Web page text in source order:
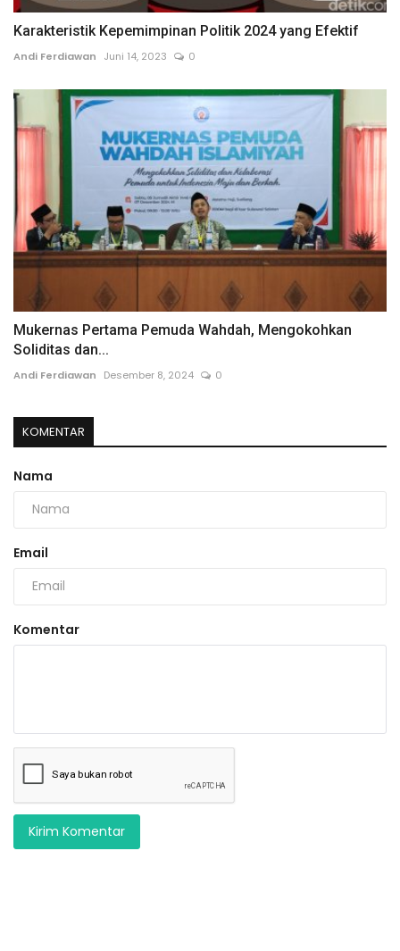
Karakteristik Kepemimpinan Politik 2024 yang Efektif
Andi Ferdiawan Juni 14, 2023 0
Mukernas Pertama Pemuda Wahdah, Mengokohkan
Soliditas dan...
Andi Ferdiawan Desember 8, 2024 0
KOMENTAR
Nama
Email
Komentar
Kirim Komentar